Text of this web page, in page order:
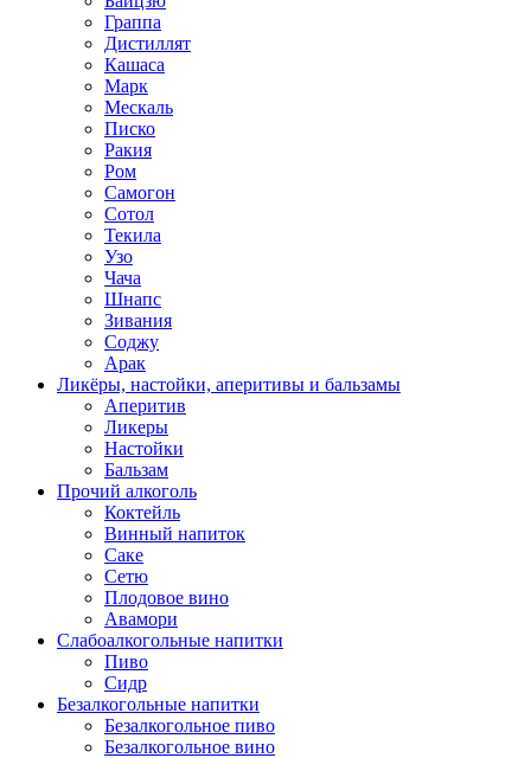
Граппа
Дистиллят
Кашаса
Марк
Мескаль
Писко
Ракия
Ром
Самогон
Сотол
Текила
Узо
Чача
Шнапс
Зивания
Соджу
Арак
Ликёры, настойки, аперитивы и бальзамы
Аперитив
Ликеры
Настойки
Бальзам
Прочий алкоголь
Коктейль
Винный напиток
Саке
Сетю
Плодовое вино
Авамори
Слабоалкогольные напитки
Пиво
Сидр
Безалкогольные напитки
Безалкогольное пиво
Безалкогольное вино